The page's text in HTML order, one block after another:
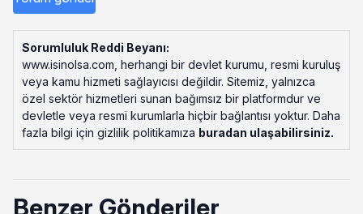
Sorumluluk Reddi Beyanı:
www.isinolsa.com, herhangi bir devlet kurumu, resmi kuruluş
veya kamu hizmeti sağlayıcısı değildir. Sitemiz, yalnızca
özel sektör hizmetleri sunan bağımsız bir platformdur ve
devletle veya resmi kurumlarla hiçbir bağlantısı yoktur. Daha
fazla bilgi için gizlilik politikamıza buradan ulaşabilirsiniz.
Benzer Gönderiler